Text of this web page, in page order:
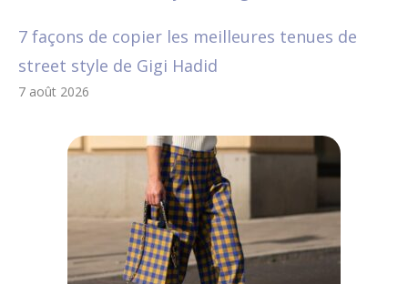
7 façons de copier les meilleures tenues de
street style de Gigi Hadid
7 août 2026